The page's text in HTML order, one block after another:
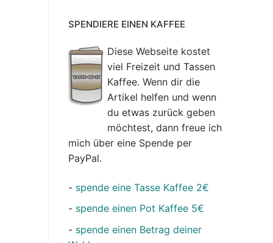
SPENDIERE EINEN KAFFEE
Diese Webseite kostet
viel Freizeit und Tassen
Kaffee. Wenn dir die
Artikel helfen und wenn
du etwas zurück geben
möchtest, dann freue ich
mich über eine Spende per
PayPal.
- spende eine Tasse Kaffee 2€
- spende einen Pot Kaffee 5€
- spende einen Betrag deiner